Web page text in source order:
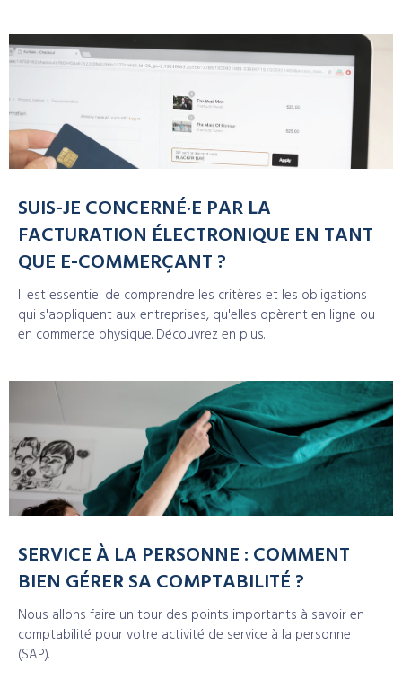
SUIS-JE CONCERNÉ·E PAR LA
FACTURATION ÉLECTRONIQUE EN TANT
QUE E-COMMERÇANT ?
Il est essentiel de comprendre les critères et les obligations
qui s'appliquent aux entreprises, qu'elles opèrent en ligne ou
en commerce physique. Découvrez en plus.
SERVICE À LA PERSONNE : COMMENT
BIEN GÉRER SA COMPTABILITÉ ?
Nous allons faire un tour des points importants à savoir en
comptabilité pour votre activité de service à la personne
(SAP).